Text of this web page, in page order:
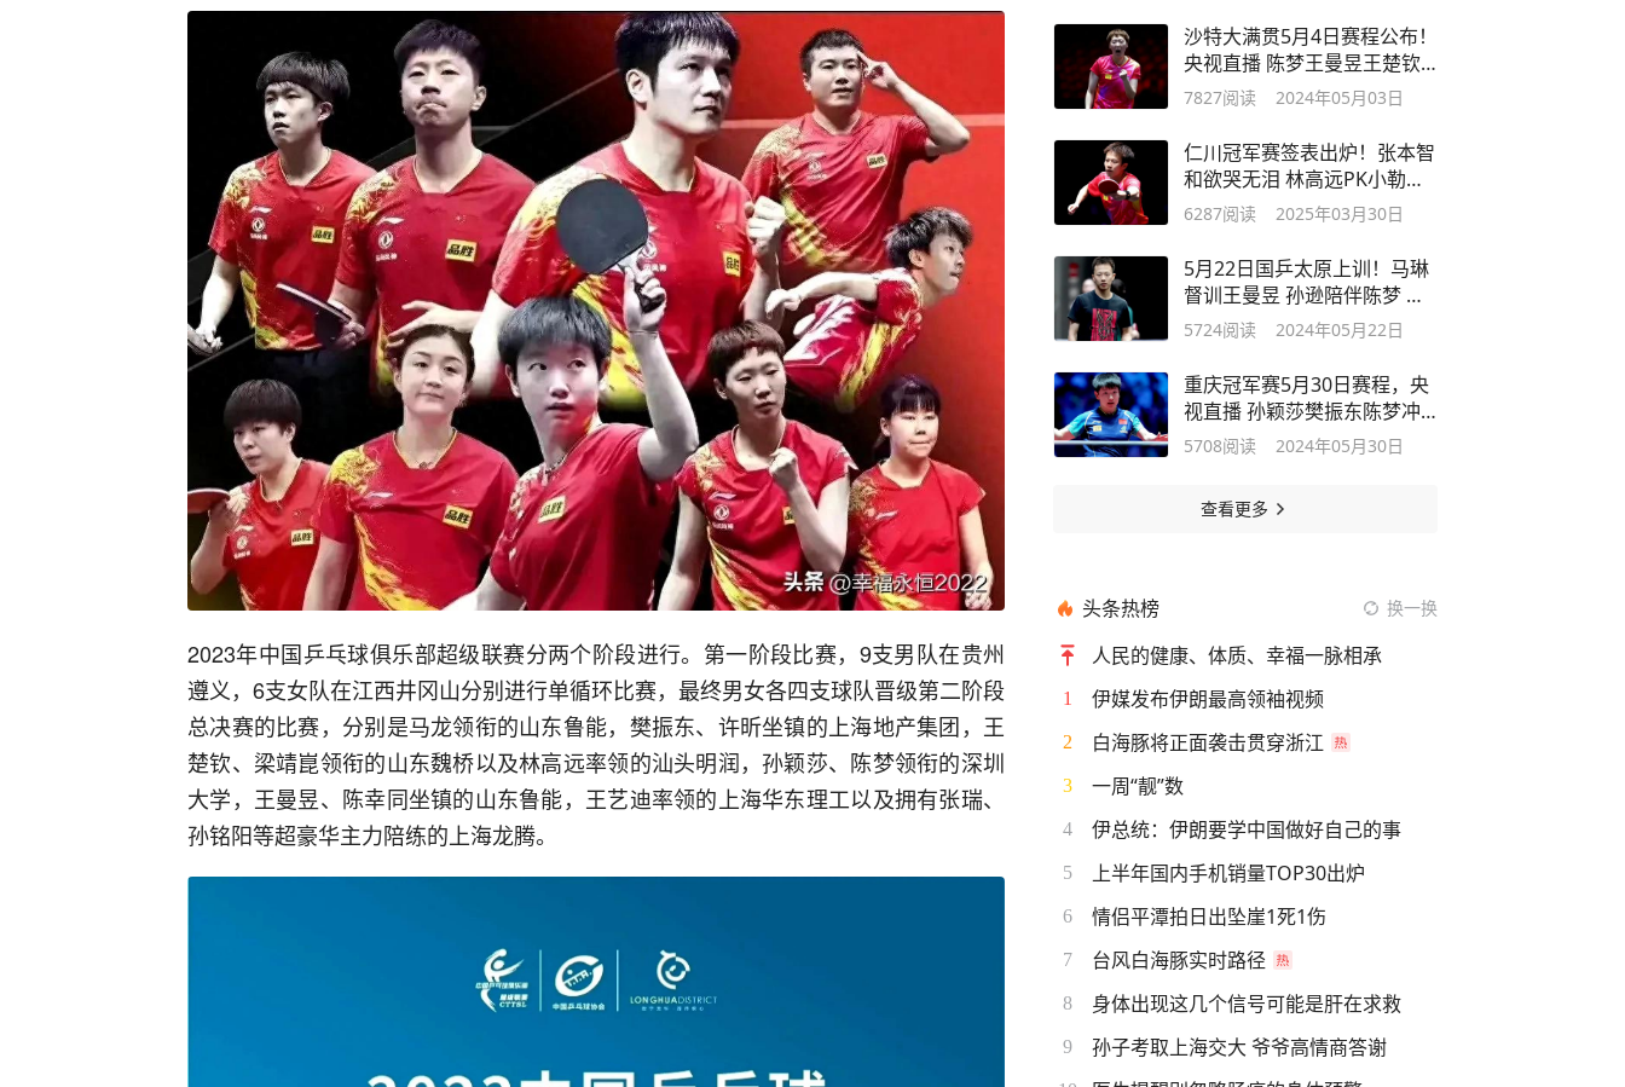
2023年中国乒乓球俱乐部超级联赛分两个阶段进行。第一阶段比赛，9支男队在贵州
遵义，6支女队在江西井冈山分别进行单循环比赛，最终男女各四支球队晋级第二阶段
总决赛的比赛，分别是马龙领衔的山东鲁能，樊振东、许昕坐镇的上海地产集团，王
楚钦、梁靖崑领衔的山东魏桥以及林高远率领的汕头明润，孙颖莎、陈梦领衔的深圳
大学，王曼昱、陈幸同坐镇的山东鲁能，王艺迪率领的上海华东理工以及拥有张瑞、
孙铭阳等超豪华主力陪练的上海龙腾。
沙特大满贯5月4日赛程公布！
央视直播 陈梦王曼昱王楚钦
等6人登场
7827阅读 2024年05月03日
仁川冠军赛签表出炉！张本智
和欲哭无泪 林高远PK小勒布
伦 向鹏抗韩
6287阅读 2025年03月30日
5月22日国乒太原上训！马琳
督训王曼昱 孙逊陪伴陈梦 邱
贻可太暖心
5724阅读 2024年05月22日
重庆冠军赛5月30日赛程，央
视直播 孙颖莎樊振东陈梦冲
击16强
5708阅读 2024年05月30日
查看更多
头条热榜 换一换
人民的健康、体质、幸福一脉相承
1 伊媒发布伊朗最高领袖视频
2 白海豚将正面袭击贯穿浙江
3 一周“靓”数
4 伊总统：伊朗要学中国做好自己的事
5 上半年国内手机销量TOP30出炉
6 情侣平潭拍日出坠崖1死1伤
7 台风白海豚实时路径
8 身体出现这几个信号可能是肝在求救
9 孙子考取上海交大 爷爷高情商答谢